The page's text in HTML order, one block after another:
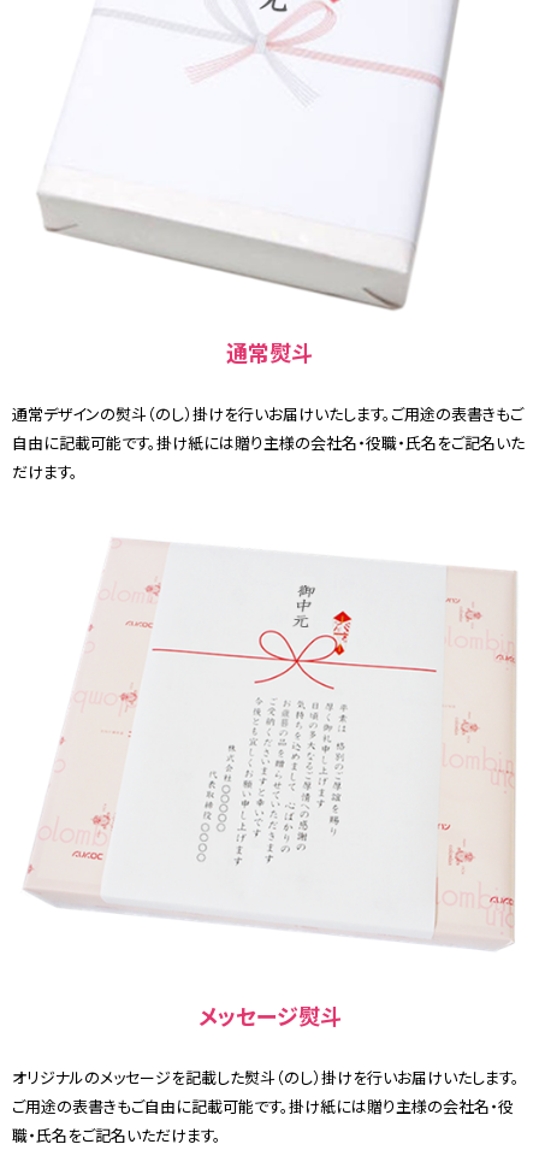
通常熨斗
通常デザインの熨斗（のし）掛けを行いお届けいたします。ご用途の表書きもご
自由に記載可能です。掛け紙には贈り主様の会社名・役職・氏名をご記名いた
だけます。
メッセージ熨斗
オリジナルのメッセージを記載した熨斗（のし）掛けを行いお届けいたします。
ご用途の表書きもご自由に記載可能です。掛け紙には贈り主様の会社名・役
職・氏名をご記名いただけます。